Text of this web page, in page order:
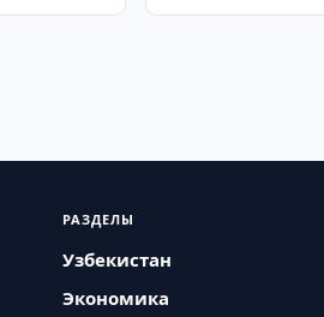
РАЗДЕЛЫ
Узбекистан
Экономика